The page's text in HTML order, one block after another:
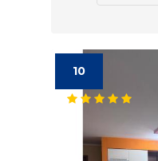
10